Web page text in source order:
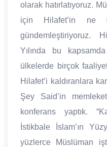
olarak hatırlatıyoruz.
için Hilafet’in ne
gündemleştiriyoruz.
Yılında bu
ülkelerde birçok
Hilafet’i kaldıranlara
Şey Said’in
konferans yaptık.
İstikbale İslam’ın
yüzlerce Müslüman